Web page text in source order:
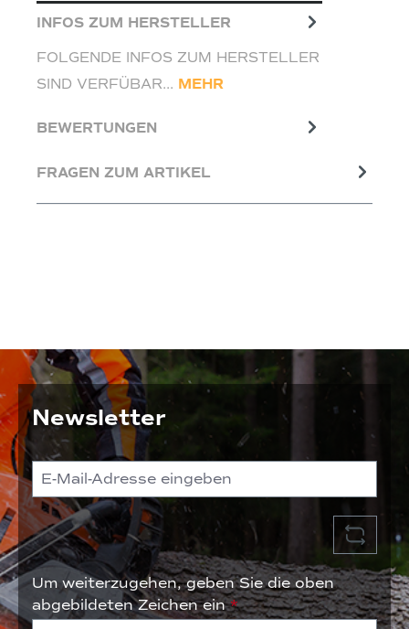
INFOS ZUM HERSTELLER
FOLGENDE INFOS ZUM HERSTELLER
SIND VERFÜBAR... MEHR
BEWERTUNGEN
FRAGEN ZUM ARTIKEL
Newsletter
Um weiterzugehen, geben Sie die oben
abgebildeten Zeichen ein*